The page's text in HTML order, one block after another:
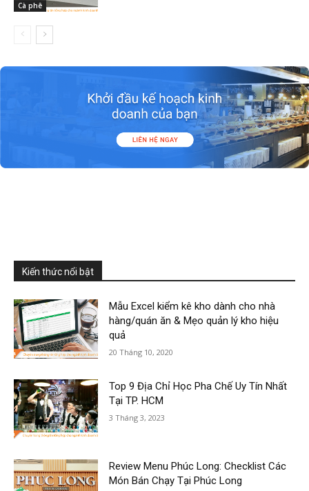
Cà phê
Kiến thức nổi bật
Mẫu Excel kiểm kê kho dành cho nhà
hàng/quán ăn & Mẹo quản lý kho hiệu
quả
20 Tháng 10, 2020
Top 9 Địa Chỉ Học Pha Chế Uy Tín Nhất
Tại TP. HCM
3 Tháng 3, 2023
Review Menu Phúc Long: Checklist Các
Món Bán Chạy Tại Phúc Long